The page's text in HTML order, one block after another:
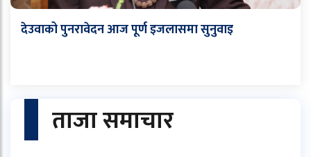
देउवाको पुनरावेदन आज पूर्ण इजलासमा सुनुवाइ
ताजा समाचार